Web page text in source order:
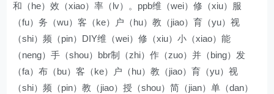
和（he）效（xiao）率（lv）。ppb维（wei）修（xiu）服
（fu）务（wu）客（ke）户（hu）教（jiao）育（yu）视
（shi）频（pin）DIY维（wei）修（xiu）小（xiao）能
（neng）手（shou）bbr制（zhi）作（zuo）并（bing）发
（fa）布（bu）客（ke）户（hu）教（jiao）育（yu）视
（shi）频（pin）教（jiao）授（shou）简（jian）单（dan）